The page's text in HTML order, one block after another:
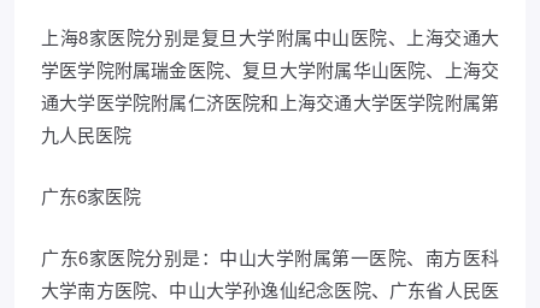
上海8家医院分别是复旦大学附属中山医院、上海交通大
学医学院附属瑞金医院、复旦大学附属华山医院、上海交
通大学医学院附属仁济医院和上海交通大学医学院附属第
九人民医院
广东6家医院
广东6家医院分别是：中山大学附属第一医院、南方医科
大学南方医院、中山大学孙逸仙纪念医院、广东省人民医